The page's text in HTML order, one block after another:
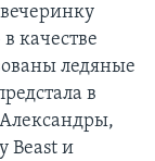
качестве
ледяные
в
Beast и